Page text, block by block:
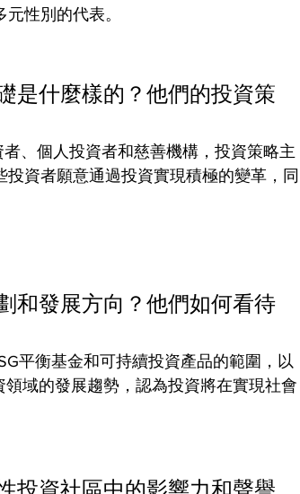
性別的代表。
是什麼樣的？他們的投資策
、個人投資者和慈善機構，投資策略主
資者願意通過投資實現積極的變革，同
和發展方向？他們如何看待
平衡基金和可持續投資產品的範圍，以
域的發展趨勢，認為投資將在實現社會
投資社區中的影響力和聲譽